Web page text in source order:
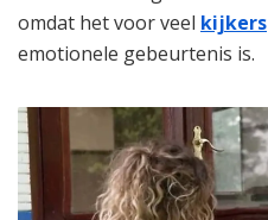
omdat het voor veel kijkers
emotionele gebeurtenis is.